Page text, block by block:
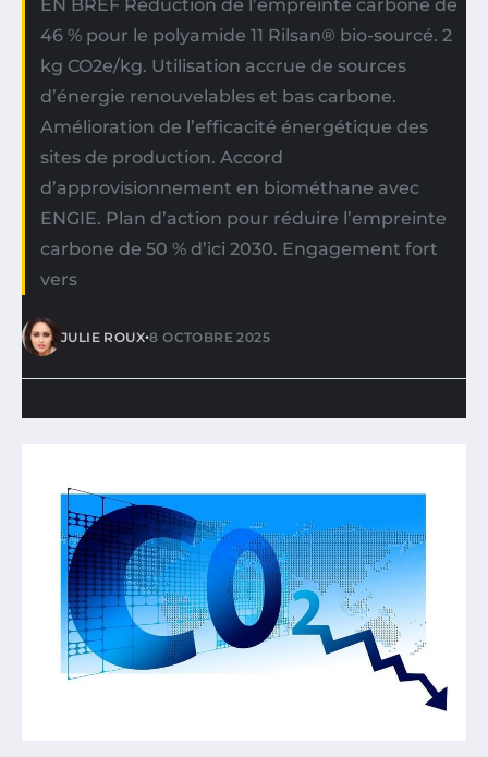
EN BREF Réduction de l’empreinte carbone de
46 % pour le polyamide 11 Rilsan® bio-sourcé. 2
kg CO2e/kg. Utilisation accrue de sources
d’énergie renouvelables et bas carbone.
Amélioration de l’efficacité énergétique des
sites de production. Accord
d’approvisionnement en biométhane avec
ENGIE. Plan d’action pour réduire l’empreinte
carbone de 50 % d’ici 2030. Engagement fort
vers
JULIE ROUX•8 OCTOBRE 2025